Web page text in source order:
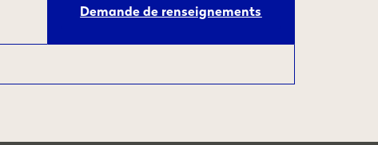
Demande de renseignements